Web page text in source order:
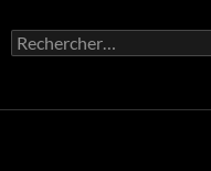
Rechercher :